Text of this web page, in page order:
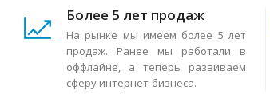
Более 5 лет продаж
На рынке мы имеем более 5 лет
продаж. Ранее мы работали в
оффлайне, а теперь развиваем
сферу интернет-бизнеса.